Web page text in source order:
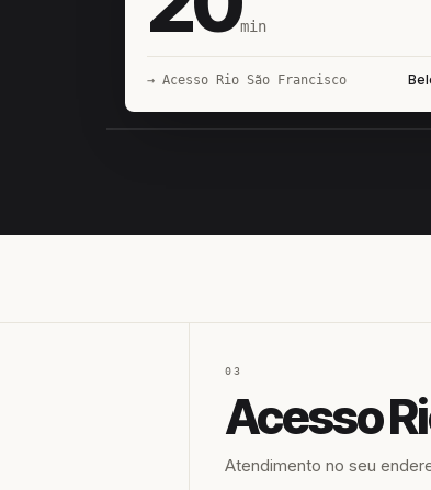
min
→ Acesso Rio São Francisco
03
Atendimento no seu